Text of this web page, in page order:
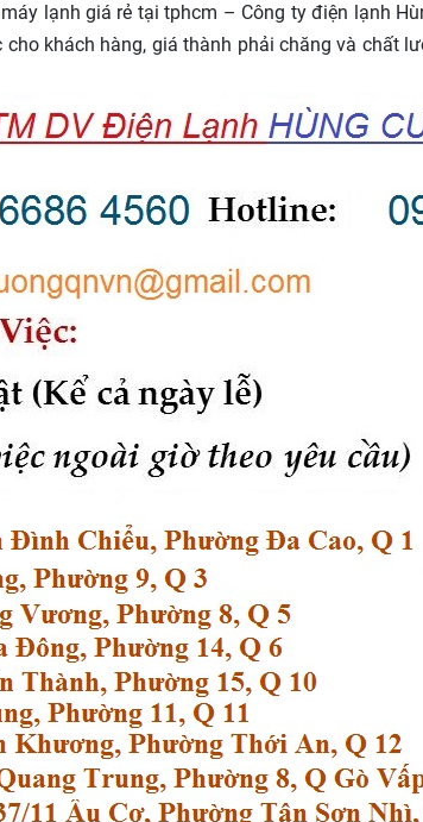
lạnh giá rẻ tại tphcm – Công ty điện lạnh
khách hàng, giá thành phải chăng và chất